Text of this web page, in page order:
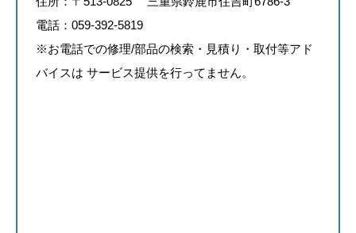
電話：059-392-5819
※お電話での修理/部品の検索・見積り・取付等アド
バイスは サービス提供を行ってません。